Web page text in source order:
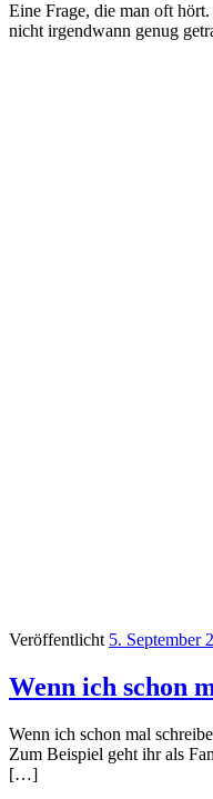
Eine Frage, die man oft hört.
nicht irgendwann genug
Veröffentlicht 5. September
Wenn ich schon
Wenn ich schon mal
Zum Beispiel geht ihr als
[…]